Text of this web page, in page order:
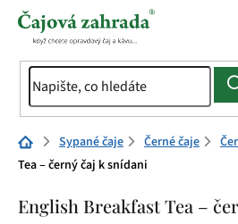
Přejít
Domů Sypané čaje Černé čaje
Tea – černý čaj k snídani
English Breakfast Tea –